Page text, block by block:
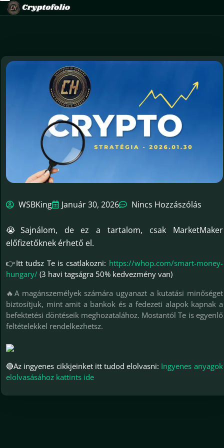
WSBKing Január 30, 2026 Nincs Hozzászólás
😭Sajnálom, de ez a tartalom, csak MarketMaker
előfizetőknek érhető el.
👉Itt tudsz Te is csatlakozni: https://whop.com/smart-money-
hungary/ (3 havi tagságra 50% kedvezmény van)
🔥A magánszemélyek számára ugyanazt a kutatási minőséget
biztosítjuk, mint amit a bankok és a fedezeti alapok kapnak a
befektetési döntéseik meghozatalához. Mostantól Te is egyenlő
feltételekkel rendelkezhetsz.
🔴Az ingyenes cikkjeinket itt tudod elolvasni: Ingyenes anyagok
elolvasásához kattints ide